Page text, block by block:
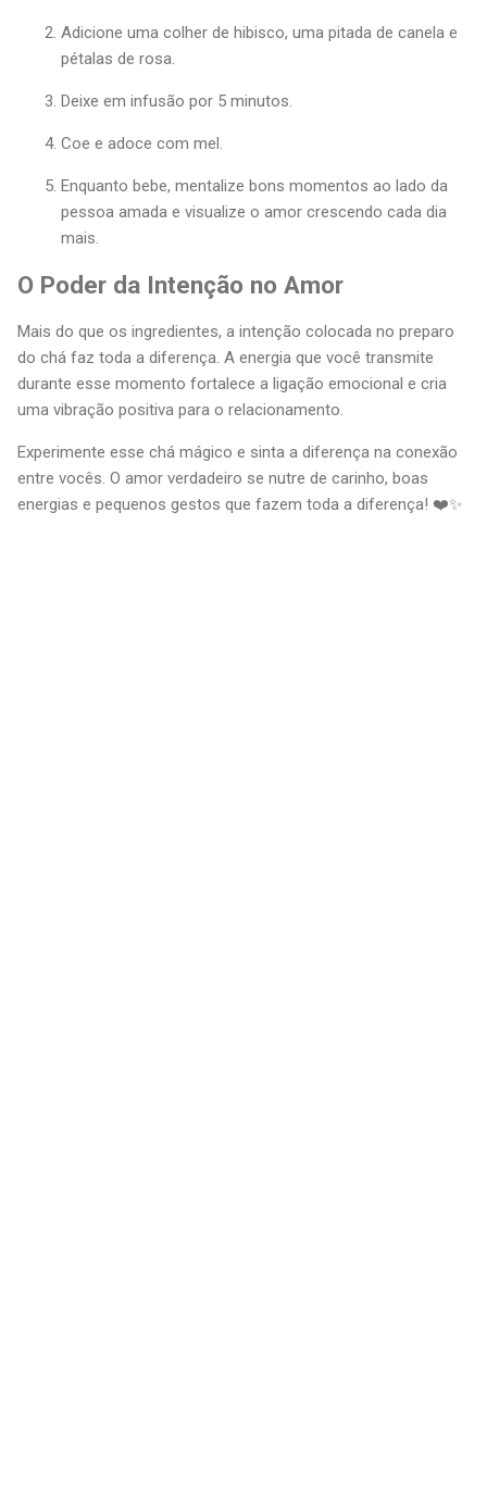
Adicione uma colher de hibisco, uma pitada de canela e
pétalas de rosa.
Deixe em infusão por 5 minutos.
Coe e adoce com mel.
Enquanto bebe, mentalize bons momentos ao lado da
pessoa amada e visualize o amor crescendo cada dia
mais.
O Poder da Intenção no Amor
Mais do que os ingredientes, a intenção colocada no preparo
do chá faz toda a diferença. A energia que você transmite
durante esse momento fortalece a ligação emocional e cria
uma vibração positiva para o relacionamento.
Experimente esse chá mágico e sinta a diferença na conexão
entre vocês. O amor verdadeiro se nutre de carinho, boas
energias e pequenos gestos que fazem toda a diferença! ❤️✨